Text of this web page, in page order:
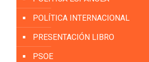
POLÍTICA INTERNACIONAL
PRESENTACIÓN LIBRO
PSOE